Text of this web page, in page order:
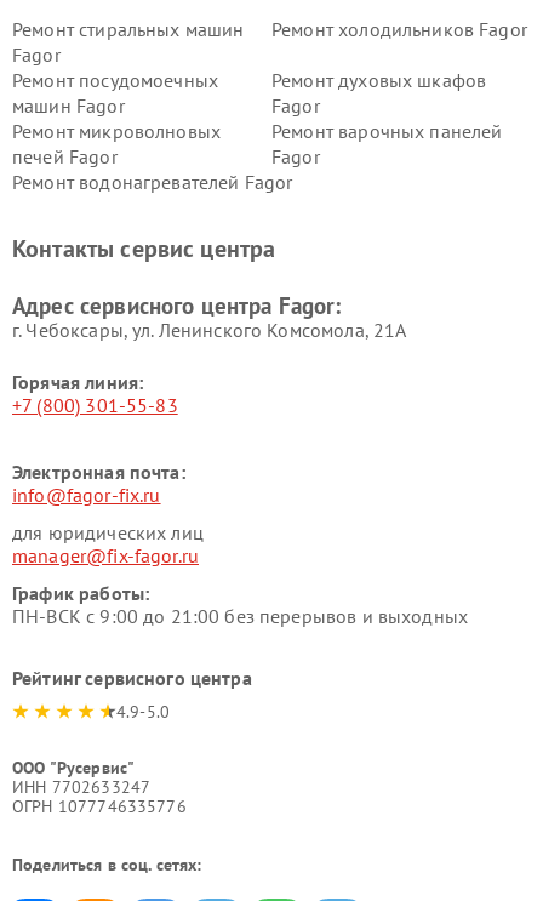
Ремонт стиральных машин
Fagor
Ремонт холодильников Fagor
Ремонт посудомоечных
машин Fagor
Ремонт духовых шкафов
Fagor
Ремонт микроволновых
печей Fagor
Ремонт варочных панелей
Fagor
Ремонт водонагревателей Fagor
Контакты сервис центра
Адрес сервисного центра Fagor:
г. Чебоксары, ул. Ленинского Комсомола, 21А
Горячая линия:
+7 (800) 301-55-83
Электронная почта:
info@fagor-fix.ru
для юридических лиц
manager@fix-fagor.ru
График работы:
ПН-ВСК с 9:00 до 21:00 без перерывов и выходных
Рейтинг сервисного центра
4.9-5.0
ООО "Русервис"
ИНН 7702633247
ОГРН 1077746335776
Поделиться в соц. сетях: